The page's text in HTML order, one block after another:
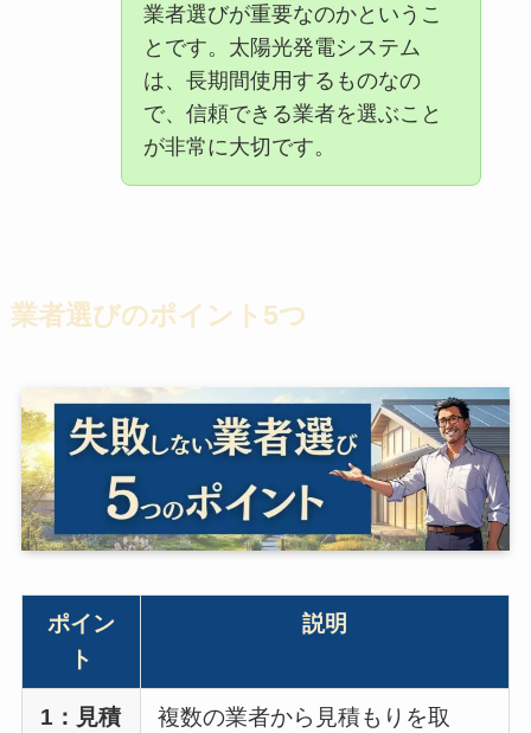
業者選びが重要なのかというこ
とです。太陽光発電システム
は、長期間使用するものなの
で、信頼できる業者を選ぶこと
が非常に大切です。
業者選びのポイント5つ
ポイン
ト
説明
1：見積
複数の業者から見積もりを取